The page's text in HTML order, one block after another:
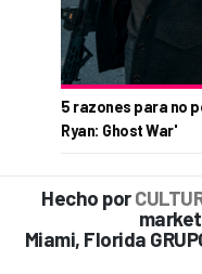
5 razones para no
Ryan: Ghost War'
Hecho por
Miami, Florida